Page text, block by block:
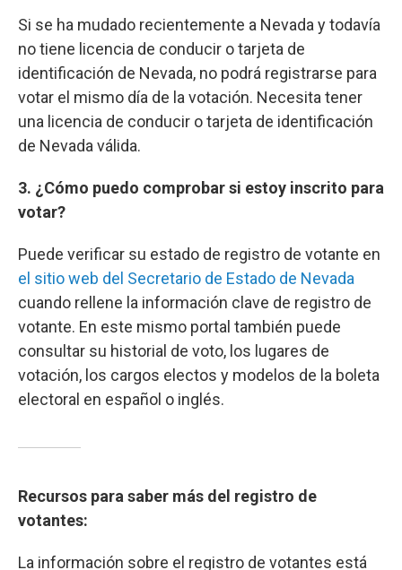
Si se ha mudado recientemente a Nevada y todavía
no tiene licencia de conducir o tarjeta de
identificación de Nevada, no podrá registrarse para
votar el mismo día de la votación. Necesita tener
una licencia de conducir o tarjeta de identificación
de Nevada válida.
3. ¿Cómo puedo comprobar si estoy inscrito para
votar?
Puede verificar su estado de registro de votante en
el sitio web del Secretario de Estado de Nevada
cuando rellene la información clave de registro de
votante. En este mismo portal también puede
consultar su historial de voto, los lugares de
votación, los cargos electos y modelos de la boleta
electoral en español o inglés.
Recursos para saber más del registro de
votantes:
La información sobre el registro de votantes está